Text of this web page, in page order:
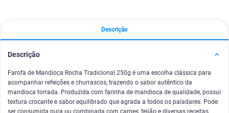
Descrição
Descrição
Farofa de Mandioca Rocha Tradicional 250g é uma escolha clássica para
acompanhar refeições e churrascos, trazendo o sabor autêntico da
mandioca torrada. Produzida com farinha de mandioca de qualidade, possui
textura crocante e sabor equilibrado que agrada a todos os paladares. Pode
ser consumida pura ou combinada com carnes, feijão e diversas receitas